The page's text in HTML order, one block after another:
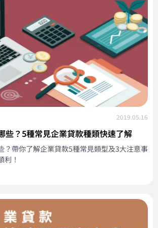
2019.05.16
些？5種常見企業貸款種類快速了解
？帶你了解企業貸款5種常見類型及3大注意事
利！